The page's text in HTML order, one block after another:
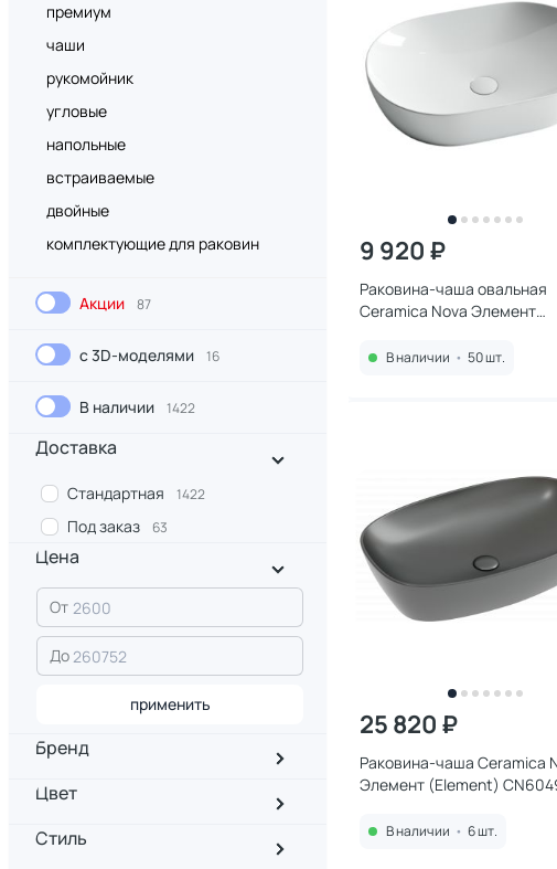
премиум
чаши
рукомойник
угловые
напольные
встраиваемые
двойные
комплектующие для раковин
Акции 87
с 3D-моделями 16
В наличии 1422
Доставка
Стандартная 1422
Под заказ 63
Цена
От
До
применить
Бренд
Цвет
Стиль
9 920 ₽
Раковина-чаша овальная
Ceramica Nova Элемент
В наличии • 50 шт.
25 820 ₽
Раковина-чаша Ceramica
Элемент (Element)
В наличии • 6 шт.